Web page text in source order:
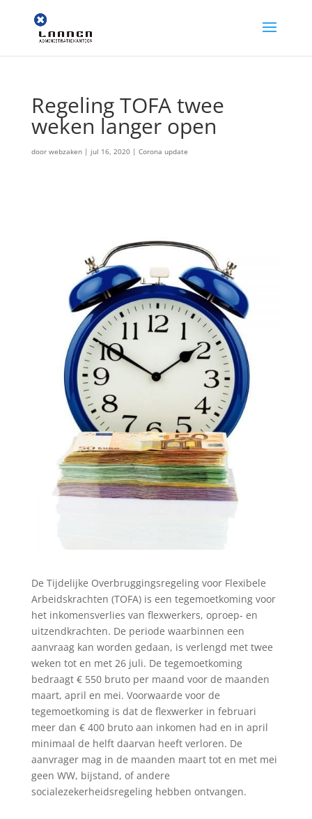
Regeling TOFA twee
weken langer open
door webzaken| jul 16, 2020| Corona update
De Tijdelijke Overbruggingsregeling voor Flexibele
Arbeidskrachten (TOFA) is een tegemoetkoming voor
het inkomensverlies van flexwerkers, oproep- en
uitzendkrachten. De periode waarbinnen een
aanvraag kan worden gedaan, is verlengd met twee
weken tot en met 26 juli. De tegemoetkoming
bedraagt € 550 bruto per maand voor de maanden
maart, april en mei. Voorwaarde voor de
tegemoetkoming is dat de flexwerker in februari
meer dan € 400 bruto aan inkomen had en in april
minimaal de helft daarvan heeft verloren. De
aanvrager mag in de maanden maart tot en met mei
geen WW, bijstand, of andere
socialezekerheidsregeling hebben ontvangen.